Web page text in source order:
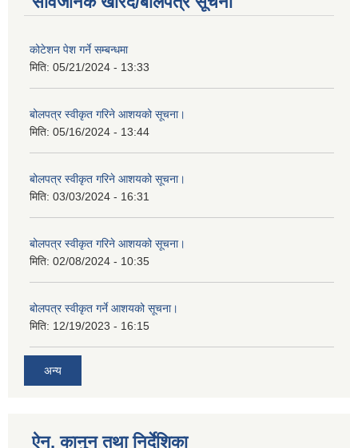
कोटेशन पेश गर्ने सम्बन्धमा
मिति: 05/21/2024 - 13:33
बोलपत्र स्वीकृत गरिने आशयको सूचना।
मिति: 05/16/2024 - 13:44
बोलपत्र स्वीकृत गरिने आशयको सूचना।
मिति: 03/03/2024 - 16:31
बोलपत्र स्वीकृत गरिने आशयको सूचना।
मिति: 02/08/2024 - 10:35
बोलपत्र स्वीकृत गर्ने आशयको सूचना।
मिति: 12/19/2023 - 16:15
अन्य
ऐन, कानुन तथा निर्देशिका